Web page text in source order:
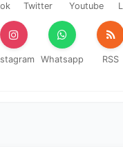
Twitter Youtube
Whatsapp RSS